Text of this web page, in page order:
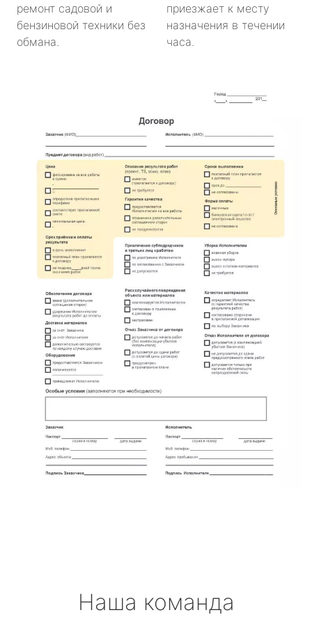
ремонт садовой и
бензиновой техники без
обмана.
приезжает к месту
назначения в течении
часа.
Наша команда